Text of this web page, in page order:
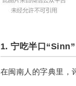
1. 宁吃半口
在闽南人的字典里，